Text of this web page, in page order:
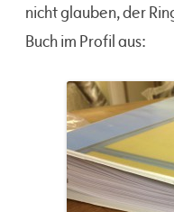
nicht glauben, der
Buch im Profil aus: